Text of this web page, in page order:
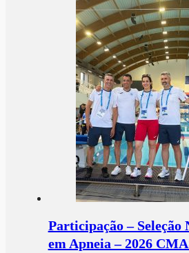
Participação –
em Apneia – 2026